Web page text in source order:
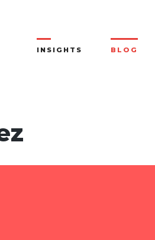
INSIGHTS BLOG